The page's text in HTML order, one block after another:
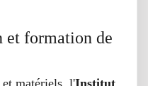
et formation de
matériels, l'Institut